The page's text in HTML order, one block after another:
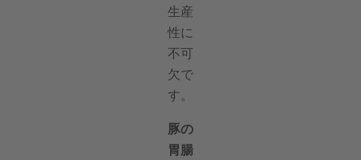
生産
性に
不可
欠で
す。
豚の
胃腸